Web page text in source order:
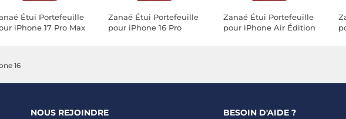
Étui Portefeuille
iPhone 17 Pro Max
Zanaé Étui Portefeuille
pour iPhone 16 Pro
Zanaé Étui Portefeuille
pour iPhone Air Édition
16
NOUS REJOINDRE BESOIN D'AIDE ?